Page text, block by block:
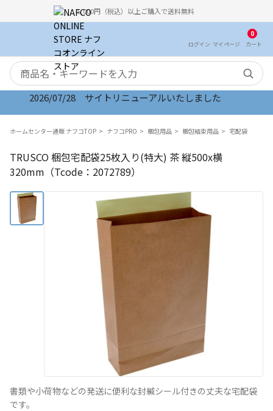
5,000円（税込）以上ご購入で送料無料
ログイン マイ ページ
0
カート
検索キーワード
2026/07/28 サイトリニューアルいたしました
ホームセンター通販 ナフコTOP ナフコPRO 梱包用品 梱包結束用品 宅配袋
TRUSCO 梱包宅配袋25枚入り(特大) 茶 縦500x横
320mm（Tcode：2072789）
書類や小荷物などの発送に便利な封緘シール付きの丈夫な宅配袋
です。